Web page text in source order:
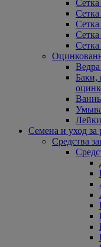
Сетка
Баки,
Лейки
Семена и уход за
Средства